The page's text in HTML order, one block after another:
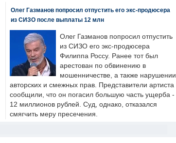
Олег Газманов попросил отпустить его экс-продюсера
из СИЗО после выплаты 12 млн
Олег Газманов попросил отпустить
из СИЗО его экс-продюсера
Филиппа Россу. Ранее тот был
арестован по обвинению в
мошенничестве, а также нарушении
авторских и смежных прав. Представители артиста
сообщили, что он погасил большую часть ущерба -
12 миллионов рублей. Суд, однако, отказался
смягчить меру пресечения.